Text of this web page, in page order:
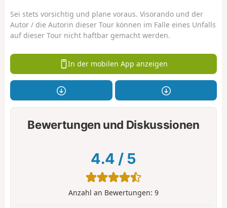
Sei stets vorsichtig und plane voraus. Visorando und der
Autor / die Autorin dieser Tour können im Falle eines Unfalls
auf dieser Tour nicht haftbar gemacht werden.
In der mobilen App anzeigen
Bewertungen und Diskussionen
4.4 / 5
Anzahl an Bewertungen: 9